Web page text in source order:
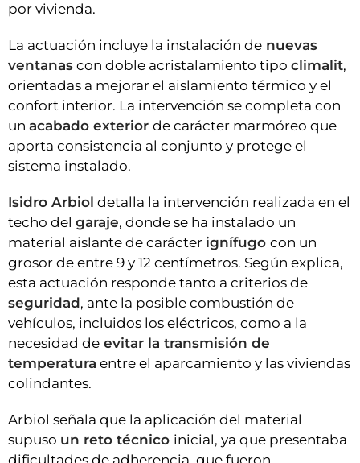
por vivienda.
La actuación incluye la instalación de nuevas
ventanas con doble acristalamiento tipo climalit,
orientadas a mejorar el aislamiento térmico y el
confort interior. La intervención se completa con
un acabado exterior de carácter marmóreo que
aporta consistencia al conjunto y protege el
sistema instalado.
Isidro Arbiol detalla la intervención realizada en el
techo del garaje, donde se ha instalado un
material aislante de carácter ignífugo con un
grosor de entre 9 y 12 centímetros. Según explica,
esta actuación responde tanto a criterios de
seguridad, ante la posible combustión de
vehículos, incluidos los eléctricos, como a la
necesidad de evitar la transmisión de
temperatura entre el aparcamiento y las viviendas
colindantes.
Arbiol señala que la aplicación del material
supuso un reto técnico inicial, ya que presentaba
dificultades de adherencia, que fueron